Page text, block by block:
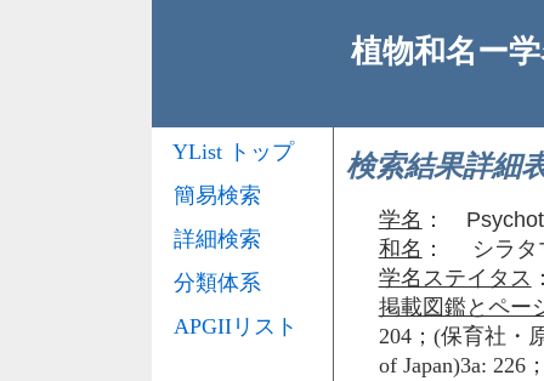
植物和名ー
検索結果詳細
学名 ：
和名 ： シラタ
学名ステイタス
掲載図鑑とペー
204；(保育社・
of Japan)3a: 226
YList トップ
簡易検索
詳細検索
分類体系
APGIIリスト